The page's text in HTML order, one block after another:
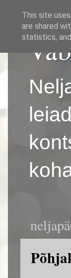
This site
are shared
statistics,